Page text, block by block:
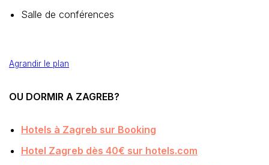
Salle de conférences
Agrandir le plan
OU DORMIR A ZAGREB?
Hotels à Zagreb sur Booking
Hotel Zagreb dès 40€ sur hotels.com